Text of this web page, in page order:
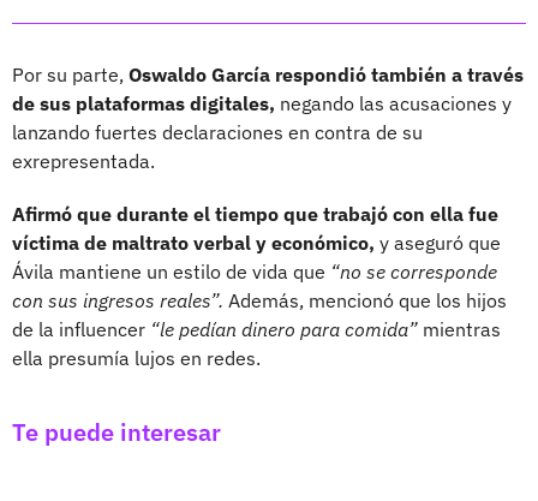
Por su parte, Oswaldo García respondió también a través
de sus plataformas digitales, negando las acusaciones y
lanzando fuertes declaraciones en contra de su
exrepresentada.
Afirmó que durante el tiempo que trabajó con ella fue
víctima de maltrato verbal y económico, y aseguró que
Ávila mantiene un estilo de vida que “no se corresponde
con sus ingresos reales”. Además, mencionó que los hijos
de la influencer “le pedían dinero para comida” mientras
ella presumía lujos en redes.
Te puede interesar